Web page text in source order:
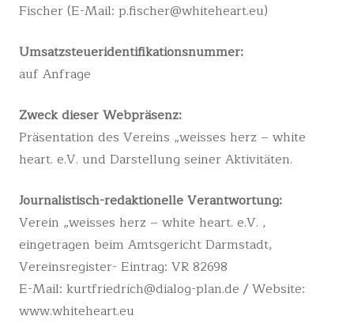
Fischer (E-Mail: p.fischer@whiteheart.eu)
Umsatzsteueridentifikationsnummer:
auf Anfrage
Zweck dieser Webpräsenz:
Präsentation des Vereins „weisses herz – white
heart. e.V. und Darstellung seiner Aktivitäten.
Journalistisch-redaktionelle Verantwortung:
Verein „weisses herz – white heart. e.V. ,
eingetragen beim Amtsgericht Darmstadt,
Vereinsregister- Eintrag: VR 82698
E-Mail: kurtfriedrich@dialog-plan.de / Website:
www.whiteheart.eu